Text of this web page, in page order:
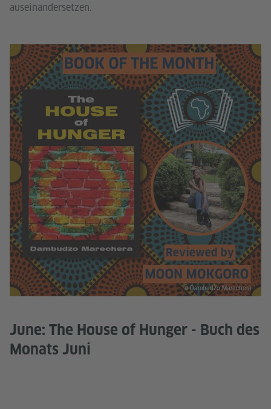
auseinandersetzen.
June: The House of Hunger - Buch des
Monats Juni
© Dambudzo Marechera